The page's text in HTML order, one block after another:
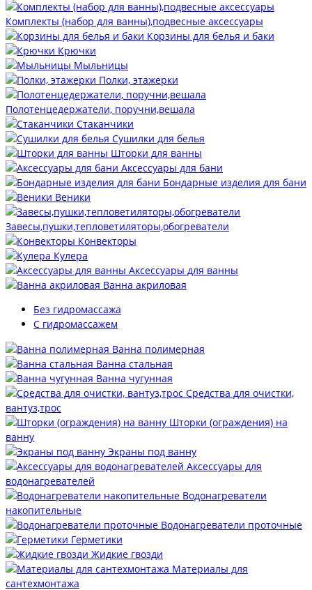
Комплекты (набор для ванны),подвесные аксессуары
Корзины для белья и баки
Крючки
Мыльницы
Полки, этажерки
Полотенцедержатели, поручни,вешала
Стаканчики
Сушилки для белья
Шторки для ванны
Аксессуары для бани
Бондарные изделия для бани
Веники
Завесы,пушки,тепловетиляторы,обогреватели
Конвекторы
Кулера
Аксессуары для ванны
Ванна акриловая
Без гидромассажа
С гидромассажем
Ванна полимерная
Ванна стальная
Ванна чугунная
Средства для очистки,
вантуз,трос
Шторки (ограждения) на
ванну
Экраны под ванну
Аксессуары для
водонагревателей
Водонагреватели
накопительные
Водонагреватели проточные
Герметики
Жидкие гвозди
Материалы для
сантехмонтажа